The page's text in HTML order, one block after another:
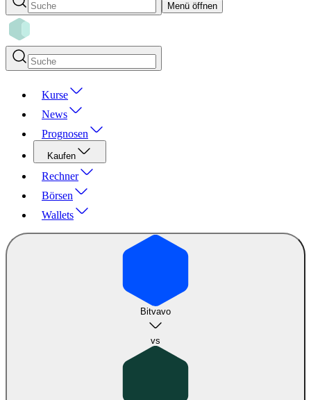
Menü öffnen
Kurse
News
Prognosen
Kaufen
Rechner
Börsen
Wallets
Bitvavo
vs